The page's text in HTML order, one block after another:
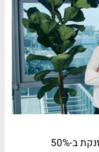
מזנקת ב-50%